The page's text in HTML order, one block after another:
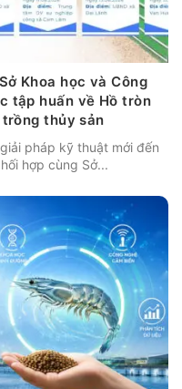
Khoa học và Công
tập huấn về Hồ tròn
thủy sản
pháp kỹ thuật mới đến
hợp cùng Sở...